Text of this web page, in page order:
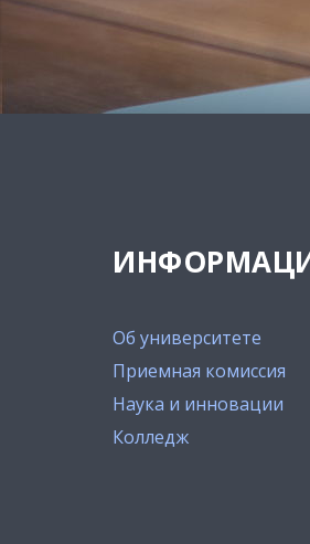
Об университете
Приемная комиссия
Наука и инновации
Колледж